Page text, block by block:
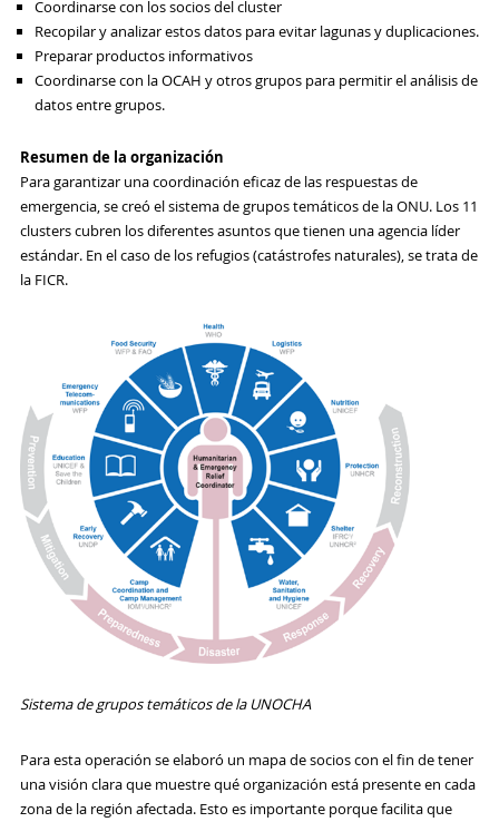
Coordinarse con los socios del cluster
Recopilar y analizar estos datos para evitar lagunas y duplicaciones.
Preparar productos informativos
Coordinarse con la OCAH y otros grupos para permitir el análisis de
datos entre grupos.
Resumen de la organización
Para garantizar una coordinación eficaz de las respuestas de
emergencia, se creó el sistema de grupos temáticos de la ONU. Los 11
clusters cubren los diferentes asuntos que tienen una agencia líder
estándar. En el caso de los refugios (catástrofes naturales), se trata de
la FICR.
Sistema de grupos temáticos de la UNOCHA
Para esta operación se elaboró un mapa de socios con el fin de tener
una visión clara que muestre qué organización está presente en cada
zona de la región afectada. Esto es importante porque facilita que